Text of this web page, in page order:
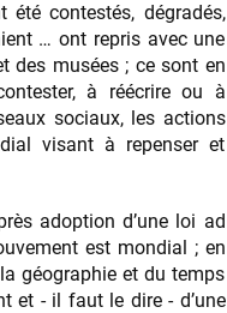
été contestés, dégradés,
… ont repris avec une
des musées ; ce sont en
à réécrire ou à
sociaux, les actions
visant à repenser et
adoption d’une loi ad
est mondial ; en
géographie et du temps
et - il faut le dire - d’une